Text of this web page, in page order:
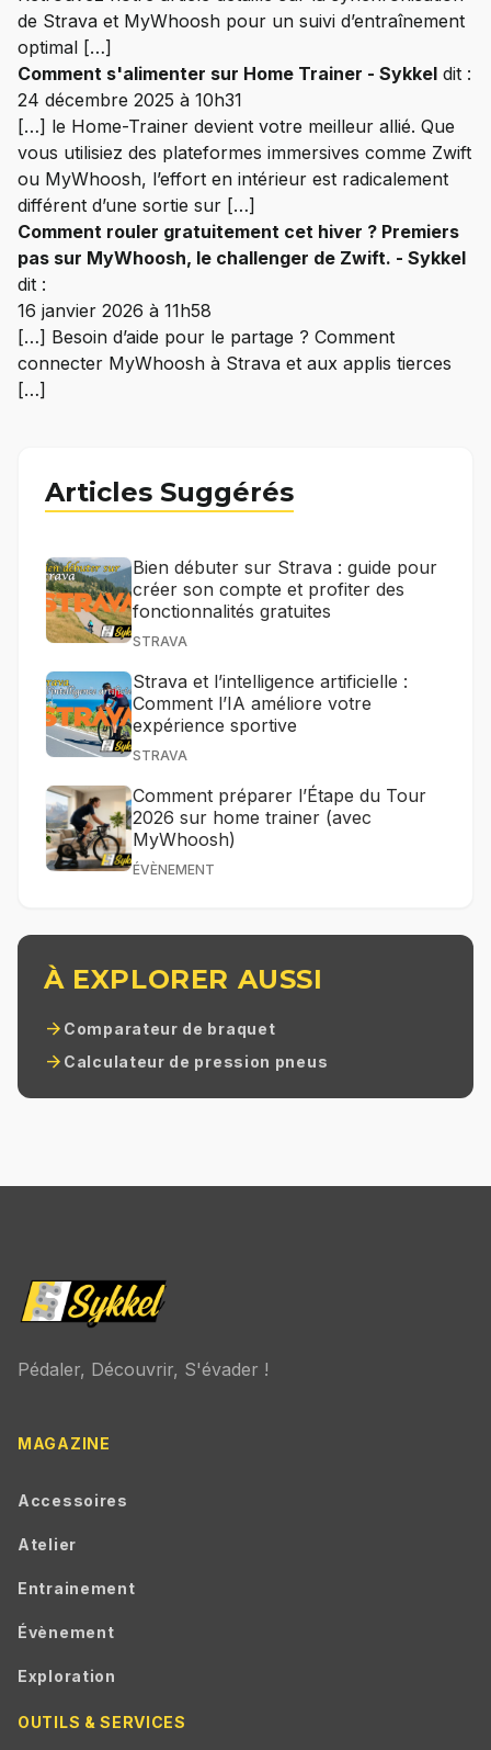
de Strava et MyWhoosh pour un suivi d’entraînement
optimal […]
Comment s'alimenter sur Home Trainer - Sykkel dit :
24 décembre 2025 à 10h31
[…] le Home-Trainer devient votre meilleur allié. Que
vous utilisiez des plateformes immersives comme Zwift
ou MyWhoosh, l’effort en intérieur est radicalement
différent d’une sortie sur […]
Comment rouler gratuitement cet hiver ? Premiers
pas sur MyWhoosh, le challenger de Zwift. - Sykkel
dit :
16 janvier 2026 à 11h58
[…] Besoin d’aide pour le partage ? Comment
connecter MyWhoosh à Strava et aux applis tierces
[…]
Articles Suggérés
Bien débuter sur Strava : guide pour
créer son compte et profiter des
fonctionnalités gratuites
STRAVA
Strava et l’intelligence artificielle :
Comment l’IA améliore votre
expérience sportive
STRAVA
Comment préparer l’Étape du Tour
2026 sur home trainer (avec
MyWhoosh)
ÉVÈNEMENT
À EXPLORER AUSSI
arrow_forward Comparateur de braquet
arrow_forward Calculateur de pression pneus
Pédaler, Découvrir, S'évader !
MAGAZINE
Accessoires
Atelier
Entrainement
Évènement
Exploration
OUTILS & SERVICES